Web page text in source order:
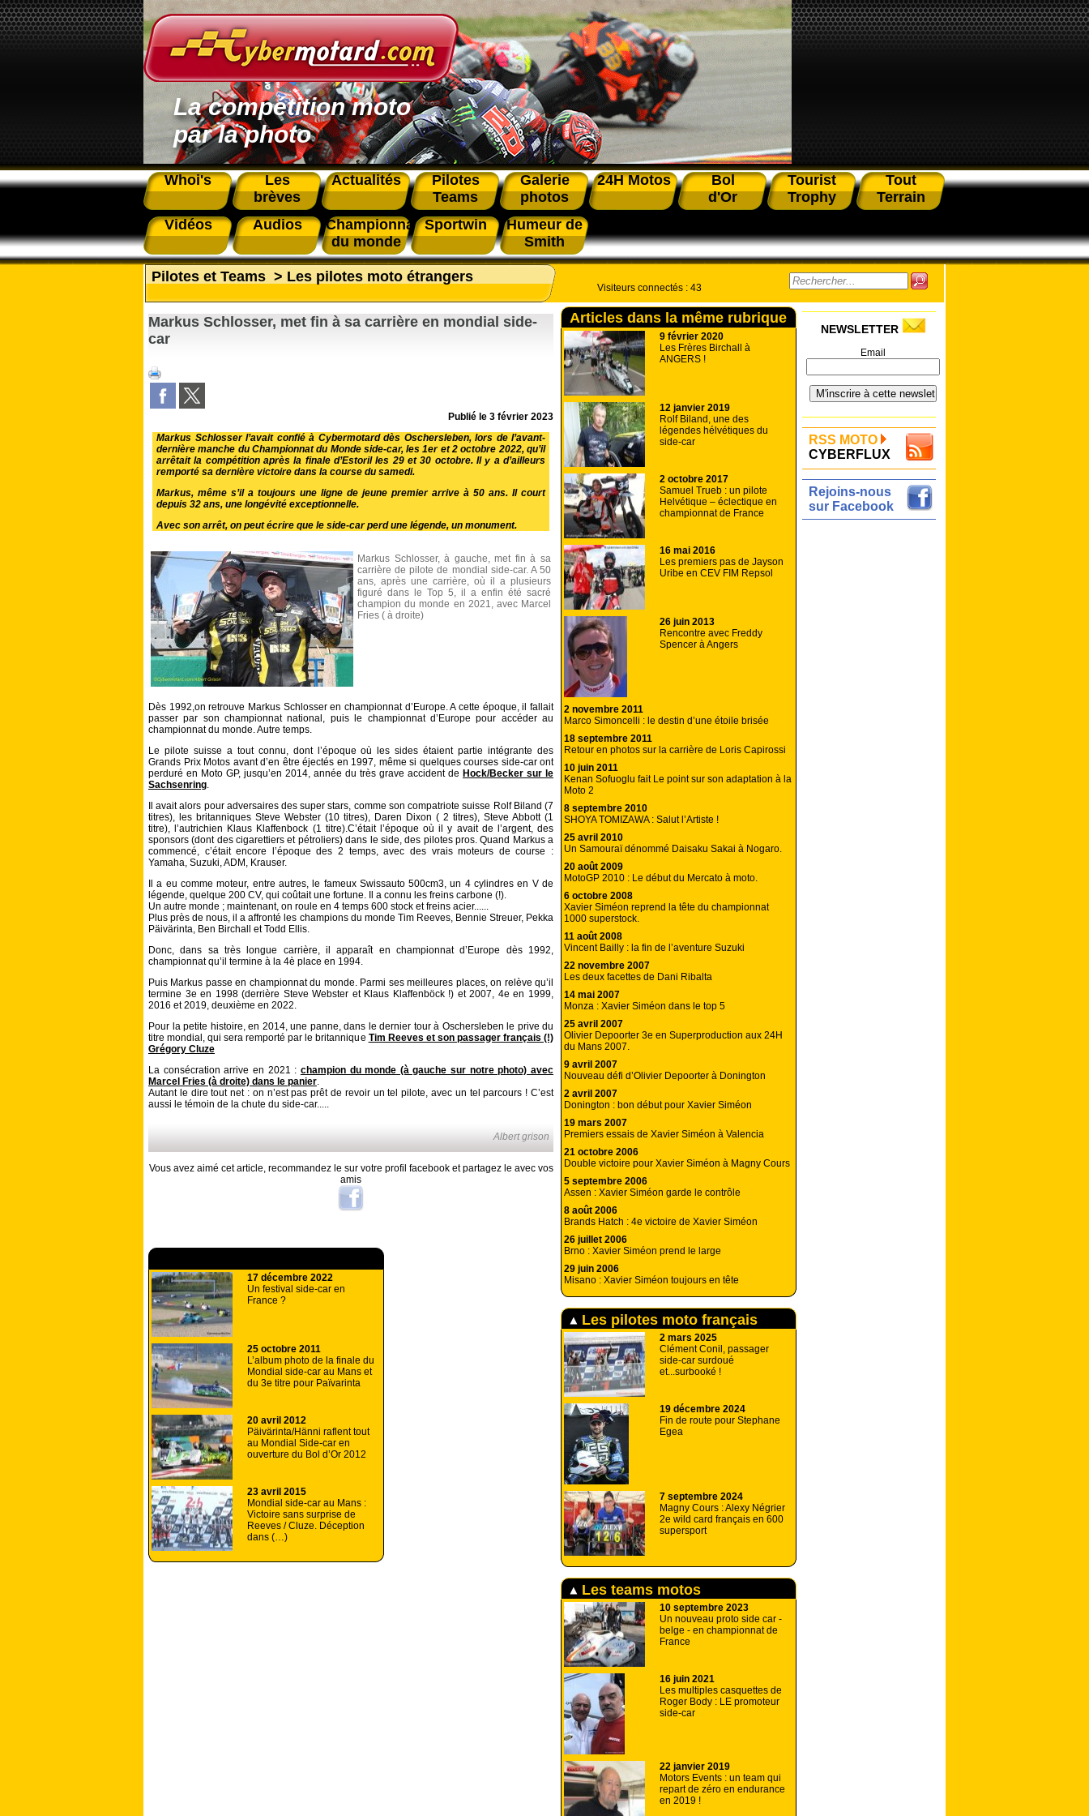
La compétition moto
par la photo
Whoi's
Les
brèves
Actualités
Pilotes
Teams
Galerie
photos
24H Motos
Bol
d'Or
Tourist
Trophy
Tout
Terrain
Vidéos
Audios
Championnat
du monde
Sportwin
Humeur de
Smith
Pilotes et Teams > Les pilotes moto étrangers
Markus Schlosser, met fin à sa carrière en mondial side-
car
Publié le 3 février 2023
Markus Schlosser l’avait confié à Cybermotard dès Oschersleben, lors de l’avant-
dernière manche du Championnat du Monde side-car, les 1er et 2 octobre 2022, qu’il
arrêtait la compétition après la finale d’Estoril les 29 et 30 octobre. Il y a d’ailleurs
remporté sa dernière victoire dans la course du samedi.
Markus, même s’il a toujours une ligne de jeune premier arrive à 50 ans. Il court
depuis 32 ans, une longévité exceptionnelle.
Avec son arrêt, on peut écrire que le side-car perd une légende, un monument.
Markus Schlosser, à gauche, met fin à sa
carrière de pilote de mondial side-car. A 50
ans, après une carrière, où il a plusieurs
figuré dans le Top 5, il a enfin été sacré
champion du monde en 2021, avec Marcel
Fries ( à droite)
Dès 1992,on retrouve Markus Schlosser en championnat d’Europe. A cette époque, il fallait
passer par son championnat national, puis le championnat d’Europe pour accéder au
championnat du monde. Autre temps.
Le pilote suisse a tout connu, dont l’époque où les sides étaient partie intégrante des
Grands Prix Motos avant d’en être éjectés en 1997, même si quelques courses side-car ont
perduré en Moto GP, jusqu’en 2014, année du très grave accident de Hock/Becker sur le
Sachsenring.
Il avait alors pour adversaires des super stars, comme son compatriote suisse Rolf Biland (7
titres), les britanniques Steve Webster (10 titres), Daren Dixon ( 2 titres), Steve Abbott (1
titre), l’autrichien Klaus Klaffenbock (1 titre).C’était l’époque où il y avait de l’argent, des
sponsors (dont des cigarettiers et pétroliers) dans le side, des pilotes pros. Quand Markus a
commencé, c’était encore l’époque des 2 temps, avec des vrais moteurs de course :
Yamaha, Suzuki, ADM, Krauser.
Il a eu comme moteur, entre autres, le fameux Swissauto 500cm3, un 4 cylindres en V de
légende, quelque 200 CV, qui coûtait une fortune. Il a connu les freins carbone (!).
Un autre monde ; maintenant, on roule en 4 temps 600 stock et freins acier......
Plus près de nous, il a affronté les champions du monde Tim Reeves, Bennie Streuer, Pekka
Päivärinta, Ben Birchall et Todd Ellis.
Donc, dans sa très longue carrière, il apparaît en championnat d’Europe dès 1992,
championnat qu’il termine à la 4è place en 1994.
Puis Markus passe en championnat du monde. Parmi ses meilleures places, on relève qu’il
termine 3e en 1998 (derrière Steve Webster et Klaus Klaffenböck !) et 2007, 4e en 1999,
2016 et 2019, deuxième en 2022.
Pour la petite histoire, en 2014, une panne, dans le dernier tour à Oschersleben le prive du
titre mondial, qui sera remporté par le britannique Tim Reeves et son passager français (!)
Grégory Cluze
La consécration arrive en 2021 : champion du monde (à gauche sur notre photo) avec
Marcel Fries (à droite) dans le panier.
Autant le dire tout net : on n’est pas prêt de revoir un tel pilote, avec un tel parcours ! C’est
aussi le témoin de la chute du side-car.....
Albert grison
Vous avez aimé cet article, recommandez le sur votre profil facebook et partagez le avec vos
amis
17 décembre 2022
Un festival side-car en
France ?
25 octobre 2011
L’album photo de la finale du
Mondial side-car au Mans et
du 3e titre pour Païvarinta
20 avril 2012
Päivärinta/Hänni raflent tout
au Mondial Side-car en
ouverture du Bol d’Or 2012
23 avril 2015
Mondial side-car au Mans :
Victoire sans surprise de
Reeves / Cluze. Déception
dans (…)
Visiteurs connectés : 43
Articles dans la même rubrique
9 février 2020
Les Frères Birchall à
ANGERS !
12 janvier 2019
Rolf Biland, une des
légendes hélvétiques du
side-car
2 octobre 2017
Samuel Trueb : un pilote
Helvétique – éclectique en
championnat de France
16 mai 2016
Les premiers pas de Jayson
Uribe en CEV FIM Repsol
26 juin 2013
Rencontre avec Freddy
Spencer à Angers
2 novembre 2011
Marco Simoncelli : le destin d’une étoile brisée
18 septembre 2011
Retour en photos sur la carrière de Loris Capirossi
10 juin 2011
Kenan Sofuoglu fait Le point sur son adaptation à la
Moto 2
8 septembre 2010
SHOYA TOMIZAWA : Salut l’Artiste !
25 avril 2010
Un Samouraï dénommé Daisaku Sakai à Nogaro.
20 août 2009
MotoGP 2010 : Le début du Mercato à moto.
6 octobre 2008
Xavier Siméon reprend la tête du championnat
1000 superstock.
11 août 2008
Vincent Bailly : la fin de l’aventure Suzuki
22 novembre 2007
Les deux facettes de Dani Ribalta
14 mai 2007
Monza : Xavier Siméon dans le top 5
25 avril 2007
Olivier Depoorter 3e en Superproduction aux 24H
du Mans 2007.
9 avril 2007
Nouveau défi d’Olivier Depoorter à Donington
2 avril 2007
Donington : bon début pour Xavier Siméon
19 mars 2007
Premiers essais de Xavier Siméon à Valencia
21 octobre 2006
Double victoire pour Xavier Siméon à Magny Cours
5 septembre 2006
Assen : Xavier Siméon garde le contrôle
8 août 2006
Brands Hatch : 4e victoire de Xavier Siméon
26 juillet 2006
Brno : Xavier Siméon prend le large
29 juin 2006
Misano : Xavier Siméon toujours en tête
Les pilotes moto français
2 mars 2025
Clément Conil, passager
side-car surdoué
et...surbooké !
19 décembre 2024
Fin de route pour Stephane
Egea
7 septembre 2024
Magny Cours : Alexy Négrier
2e wild card français en 600
supersport
Les teams motos
10 septembre 2023
Un nouveau proto side car -
belge - en championnat de
France
16 juin 2021
Les multiples casquettes de
Roger Body : LE promoteur
side-car
22 janvier 2019
Motors Events : un team qui
repart de zéro en endurance
en 2019 !
NEWSLETTER
Email
RSS MOTO
CYBERFLUX
Rejoins-nous
sur Facebook